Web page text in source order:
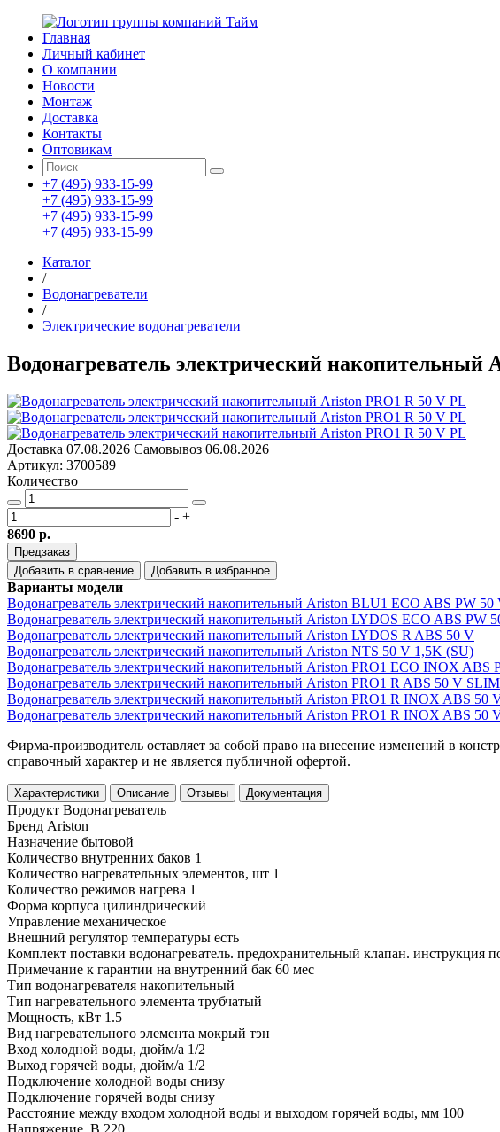
Главная
Личный кабинет
О компании
Новости
Монтаж
Доставка
Контакты
Оптовикам
+7 (495) 933-15-99
+7 (495) 933-15-99
+7 (495) 933-15-99
+7 (495) 933-15-99
Каталог
/
Водонагреватели
/
Электрические водонагреватели
Водонагреватель электрический накопительный
Доставка 07.08.2026 Самовывоз 06.08.2026
Артикул: 3700589
Количество
- +
8690 р.
Предзаказ
Добавить в сравнение
Добавить в избранное
Варианты модели
Водонагреватель электрический накопительный Ariston BLU1 ECO ABS PW
Водонагреватель электрический накопительный Ariston LYDOS ECO ABS PW
Водонагреватель электрический накопительный Ariston LYDOS R ABS 50 V
Водонагреватель электрический накопительный Ariston NTS 50 V 1,5K (SU)
Водонагреватель электрический накопительный Ariston PRO1 ECO INOX ABS
Водонагреватель электрический накопительный Ariston PRO1 R ABS 50 V SLIM
Водонагреватель электрический накопительный Ariston PRO1 R INOX ABS 50
Водонагреватель электрический накопительный Ariston PRO1 R INOX ABS 50
Фирма-производитель оставляет за собой право на внесение изменений в
справочный характер и не является публичной офертой.
Характеристики Описание Отзывы Документация
Продукт Водонагреватель
Бренд Ariston
Назначение бытовой
Количество внутренних баков 1
Количество нагревательных элементов, шт 1
Количество режимов нагрева 1
Форма корпуса цилиндрический
Управление механическое
Внешний регулятор температуры есть
Комплект поставки водонагреватель. предохранительный клапан. инструкция
Примечание к гарантии на внутренний бак 60 мес
Тип водонагревателя накопительный
Тип нагревательного элемента трубчатый
Мощность, кВт 1.5
Вид нагревательного элемента мокрый тэн
Вход холодной воды, дюйм/а 1/2
Выход горячей воды, дюйм/а 1/2
Подключение холодной воды снизу
Подключение горячей воды снизу
Расстояние между входом холодной воды и выходом горячей воды, мм 100
Напряжение, В 220